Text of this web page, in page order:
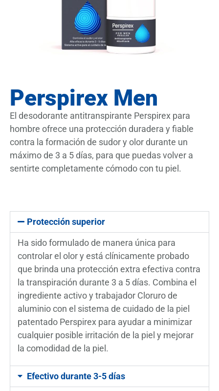
Perspirex Men
El desodorante antitranspirante Perspirex para
hombre ofrece una protección duradera y fiable
contra la formación de sudor y olor durante un
máximo de 3 a 5 días, para que puedas volver a
sentirte completamente cómodo con tu piel.
Protección superior
Ha sido formulado de manera única para
controlar el olor y está clínicamente probado
que brinda una protección extra efectiva contra
la transpiración durante 3 a 5 días. Combina el
ingrediente activo y trabajador Cloruro de
aluminio con el sistema de cuidado de la piel
patentado Perspirex para ayudar a minimizar
cualquier posible irritación de la piel y mejorar
la comodidad de la piel.
Efectivo durante 3-5 días